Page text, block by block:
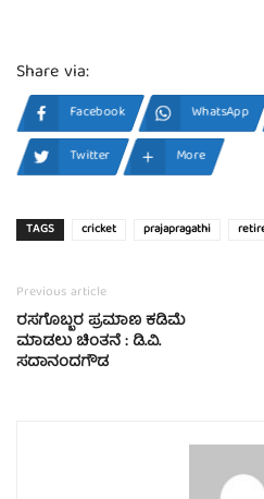
Share via:
Facebook WhatsApp
Twitter
More
TAGS cricket prajapragathi
Previous article
ರಸಗೊಬ್ಬರ ಪ್ರಮಾಣ ಕಡಿಮೆ
ಮಾಡಲು ಚಿಂತನೆ : ಡಿ.ವಿ.
ಸದಾನಂದಗೌಡ